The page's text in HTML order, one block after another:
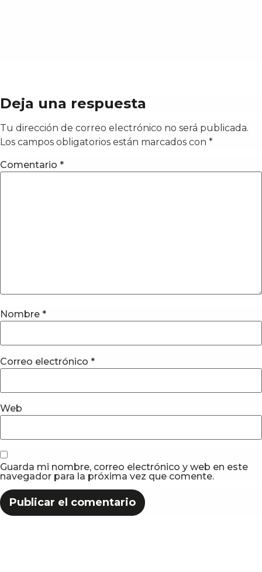
Deja una respuesta
Tu dirección de correo electrónico no será publicada.
Los campos obligatorios están marcados con *
Comentario *
Nombre *
Correo electrónico *
Web
Guarda mi nombre, correo electrónico y web en este
navegador para la próxima vez que comente.